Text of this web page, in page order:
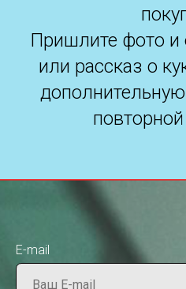
Пришлите фото
или рассказ о
дополнительную
E-mail